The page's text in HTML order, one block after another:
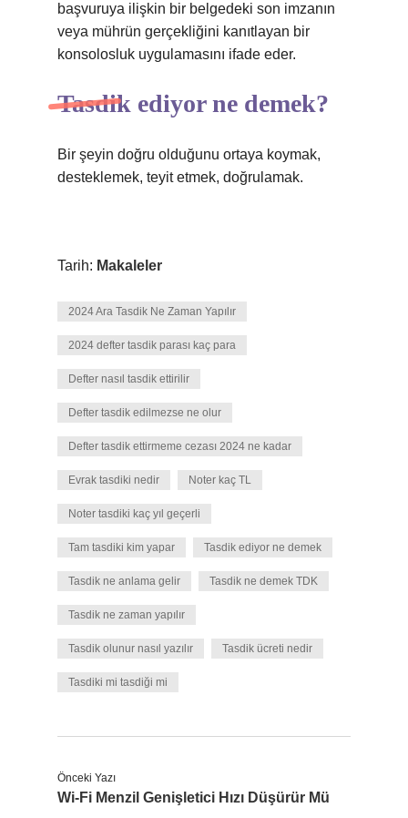
başvuruya ilişkin bir belgedeki son imzanın
veya mührün gerçekliğini kanıtlayan bir
konsolosluk uygulamasını ifade eder.
Tasdik ediyor ne demek?
Bir şeyin doğru olduğunu ortaya koymak,
desteklemek, teyit etmek, doğrulamak.
Tarih: Makaleler
2024 Ara Tasdik Ne Zaman Yapılır
2024 defter tasdik parası kaç para
Defter nasıl tasdik ettirilir
Defter tasdik edilmezse ne olur
Defter tasdik ettirmeme cezası 2024 ne kadar
Evrak tasdiki nedir Noter kaç TL
Noter tasdiki kaç yıl geçerli
Tam tasdiki kim yapar Tasdik ediyor ne demek
Tasdik ne anlama gelir Tasdik ne demek TDK
Tasdik ne zaman yapılır
Tasdik olunur nasıl yazılır Tasdik ücreti nedir
Tasdiki mi tasdiği mi
Önceki Yazı
Wi-Fi Menzil Genişletici Hızı Düşürür Mü